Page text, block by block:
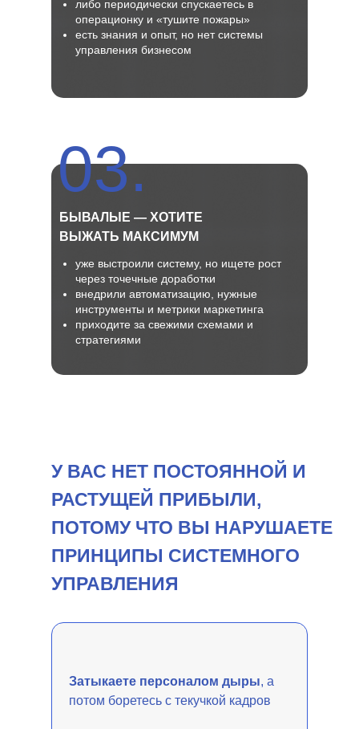
03.
БЫВАЛЫЕ — ХОТИТЕ
ВЫЖАТЬ МАКСИМУМ
либо периодически спускаетесь в
операционку и «тушите пожары»
есть знания и опыт, но нет системы
управления бизнесом
уже выстроили систему, но ищете рост
через точечные доработки
внедрили автоматизацию, нужные
инструменты и метрики маркетинга
приходите за свежими схемами и
стратегиями
У ВАС НЕТ ПОСТОЯННОЙ И
РАСТУЩЕЙ ПРИБЫЛИ,
ПОТОМУ ЧТО ВЫ НАРУШАЕТЕ
ПРИНЦИПЫ СИСТЕМНОГО
УПРАВЛЕНИЯ
Затыкаете персоналом дыры, а
потом боретесь с текучкой кадров